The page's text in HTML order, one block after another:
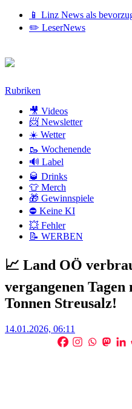
📱 Linz News als
✏️ LeserNews
Zum
Rubriken
🎥 Videos
📨 Newsletter
☀️ Wetter
🥾 Wochenende
🔊 Label
🥃 Drinks
👕 Merch
🎁 Gewinnspiele
⛔ Keine KI
💥 Fehler
📝 WERBEN
📈 Land OÖ
vergangenen Tagen
Tonnen Streusalz!
Posted
14.01.2026, 06:11